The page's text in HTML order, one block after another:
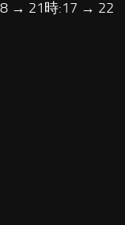
→ 21時:17 → 22